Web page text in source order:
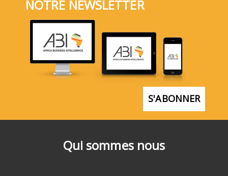
Qui sommes nous
NOTRE NEWSLETTER
S'ABONNER